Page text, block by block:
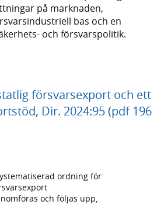
på marknaden,
bas och en
och försvarspolitik.
försvarsexport och ett
Dir. 2024:95 (pdf 196
ordning för
och följas upp,